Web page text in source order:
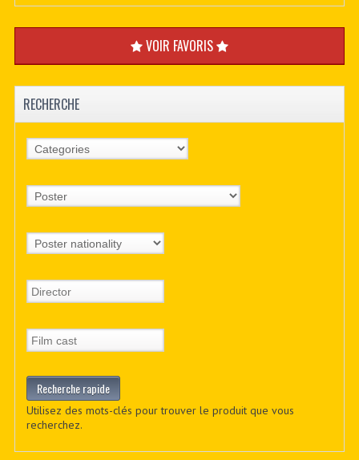
VOIR FAVORIS
RECHERCHE
Utilisez des mots-clés pour trouver le produit que vous
recherchez.